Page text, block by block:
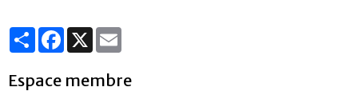
PartagerFacebook
X
Espace membre